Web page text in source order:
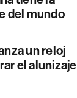
del mundo
un reloj
el alunizaje